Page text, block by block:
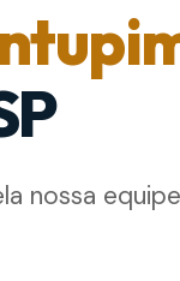
nossa equipe